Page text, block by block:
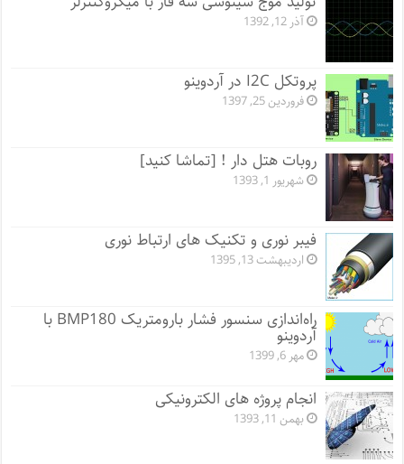
آذر 12, 1392
پروتکل I2C در آردوینو
فروردین 25, 1397
روبات هتل دار ! [تماشا کنید]
شهریور 1, 1393
فیبر نوری و تکنیک های ارتباط نوری
اردیبهشت 13, 1395
راه‌اندازی سنسور فشار بارومتریک BMP180 با
آردوینو
مهر 6, 1399
انجام پروژه های الکترونیکی
بهمن 11, 1393